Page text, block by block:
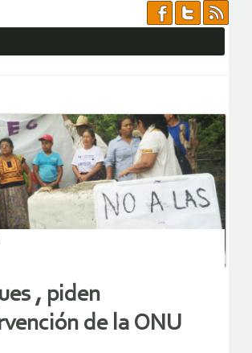
, piden
de la ONU